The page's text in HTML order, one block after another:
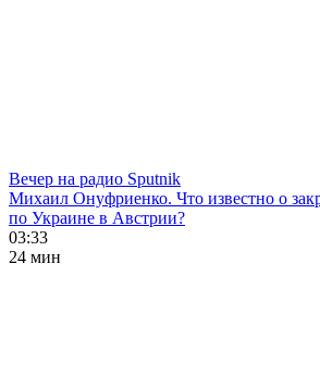
Вечер на радио Sputnik
Михаил Онуфриенко. Что известно о
по Украине в Австрии?
03:33
24 мин